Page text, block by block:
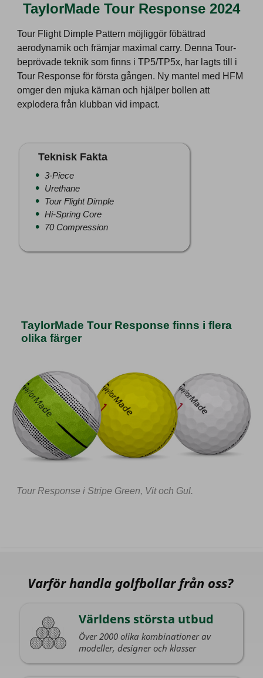
TaylorMade Tour Response 2024
Tour Flight Dimple Pattern möjliggör föbättrad
aerodynamik och främjar maximal carry. Denna Tour-
beprövade teknik som finns i TP5/TP5x, har lagts till i
Tour Response för första gången. Ny mantel med HFM
omger den mjuka kärnan och hjälper bollen att
explodera från klubban vid impact.
Teknisk Fakta
3-Piece
Urethane
Tour Flight Dimple
Hi-Spring Core
70 Compression
TaylorMade Tour Response finns i flera
olika färger
Tour Response i Stripe Green, Vit och Gul.
Varför handla golfbollar från oss?
Världens största utbud
Över 2000 olika kombinationer av
modeller, designer och klasser